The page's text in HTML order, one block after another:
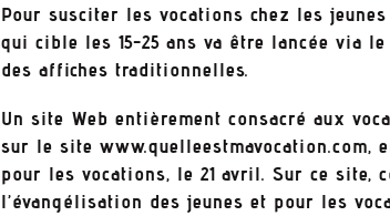
Pour susciter les vocations chez les
qui cible les 15-25 ans va être lancée via
des affiches traditionnelles.
Un site Web entièrement consacré aux
sur le site www.quelleestmavocation.com,
pour les vocations, le 21 avril. Sur ce site,
l’évangélisation des jeunes et pour les